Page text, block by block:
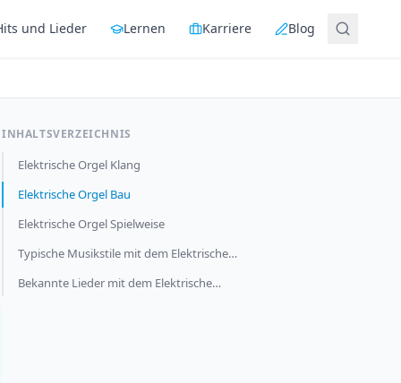
und Lieder Lernen Karriere Blog
INHALTSVERZEICHNIS
Elektrische Orgel Klang
Elektrische Orgel Bau
Elektrische Orgel Spielweise
Typische Musikstile mit dem Elektrische…
Bekannte Lieder mit dem Elektrische…